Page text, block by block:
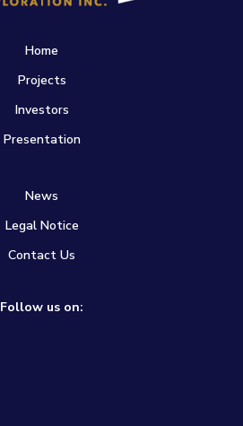
Home
Projects
Investors
Presentation
News
Legal Notice
Contact Us
Follow us on: